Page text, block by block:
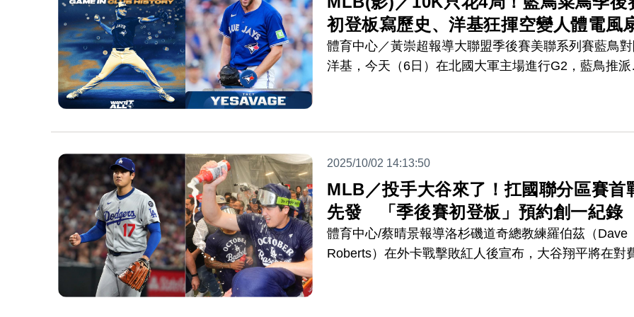
初登板寫歷史、洋基狂揮空變人體電風
體育中心／黃崇超報導大聯盟季後賽美聯系列賽藍鳥
洋基，今天（6日）在北國大軍主場進行G2，藍鳥推派
體電風扇，用三振創下多項大聯盟紀錄。
2025/10/02 14:13:50
MLB／投手大谷來了！扛國聯分區賽首
先發 「季後賽初登板」預約創一紀錄
體育中心/蔡晴景報導洛杉磯道奇總教練羅伯茲（Dave
Roberts）在外卡戰擊敗紅人後宣布，大谷翔平將在對